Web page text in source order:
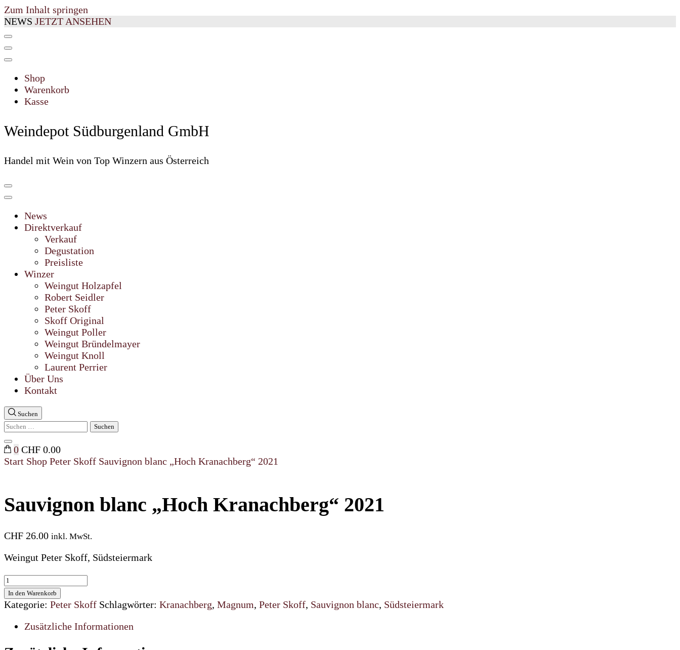
Zum Inhalt springen
NEWS JETZT ANSEHEN
Shop
Warenkorb
Kasse
Weindepot Südburgenland GmbH
Handel mit Wein von Top Winzern aus Österreich
News
Direktverkauf
Verkauf
Degustation
Preisliste
Winzer
Weingut Holzapfel
Robert Seidler
Peter Skoff
Skoff Original
Weingut Poller
Weingut Bründelmayer
Weingut Knoll
Laurent Perrier
Über Uns
Kontakt
Suchen
Suchen
Suche
schließen
0 CHF 0.00
Start Shop Peter Skoff Sauvignon blanc „Hoch Kranachberg“ 2021
Sauvignon blanc „Hoch Kranachberg“ 2021
CHF 26.00 inkl. MwSt.
Weingut Peter Skoff, Südsteiermark
Sauvignon
blanc
"Hoch
Kranachberg"
2021
In den Warenkorb
Kategorie: Peter Skoff Schlagwörter: Kranachberg, Magnum, Peter Skoff, Sauvignon blanc, Südsteiermark
Zusätzliche Informationen